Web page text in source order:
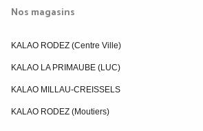
Nos magasins
KALAO RODEZ (Centre Ville)
KALAO LA PRIMAUBE (LUC)
KALAO MILLAU-CREISSELS
KALAO RODEZ (Moutiers)